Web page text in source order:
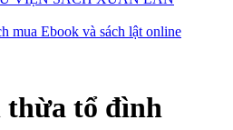
mua Ebook và sách lật online
thừa tổ đình